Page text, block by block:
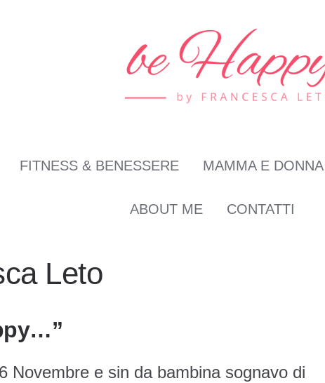
FITNESS & BENESSERE MAMMA E DONNA
ABOUT ME
CONTATTI
Leto
Novembre e sin da bambina sognavo di